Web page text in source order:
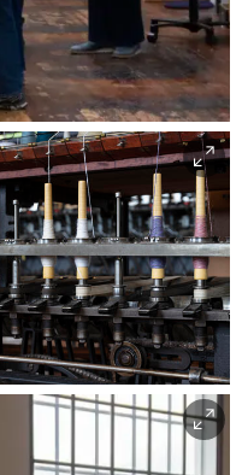
Trond Isaksen
/Riksantikvaren